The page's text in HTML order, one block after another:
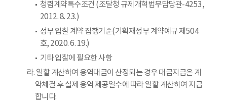
청렴계약특수조건 (조달청 규제개혁법무담당관-4253,
2012. 8. 23.)
정부 입찰 계약 집행기준(기획재정부 계약예규 제504
호, 2020. 6. 19.)
기타 입찰에 필요한 사항
라. 일할 계산하여 용역대금이 산정되는 경우 대금지급은 계
약체결 후 실제 용역 제공일수에 따라 일할 계산하여 지급
합니다.